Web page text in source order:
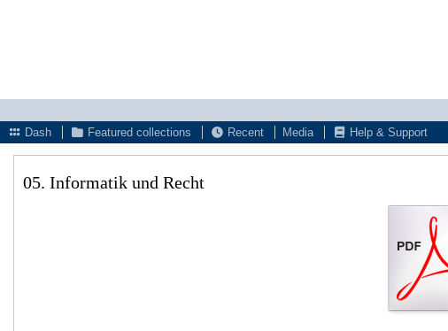
Dash
Featured collections Recent Media Help & Support
05. Informatik und Recht